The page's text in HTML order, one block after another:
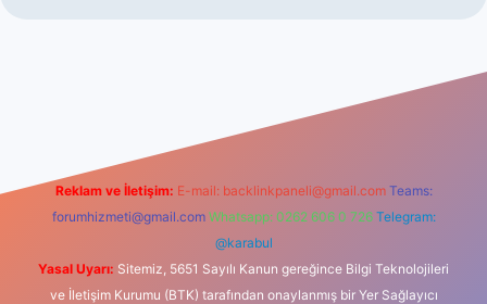
Reklam ve İletişim: E-mail: backlinkpaneli@gmail.com Teams:
forumhizmeti@gmail.com Whatsapp: 0262 606 0 726 Telegram:
@karabul
Yasal Uyarı: Sitemiz, 5651 Sayılı Kanun gereğince Bilgi Teknolojileri
ve İletişim Kurumu (BTK) tarafından onaylanmış bir Yer Sağlayıcı